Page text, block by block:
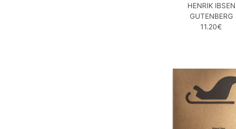
HENRIK IBSEN
GUTENBERG
11.20€